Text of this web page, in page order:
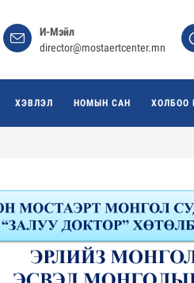
И-Мэйл
director@mostaertcenter.mn
ХЭВЛЭЛ НОМЫН САН ХОЛБОО